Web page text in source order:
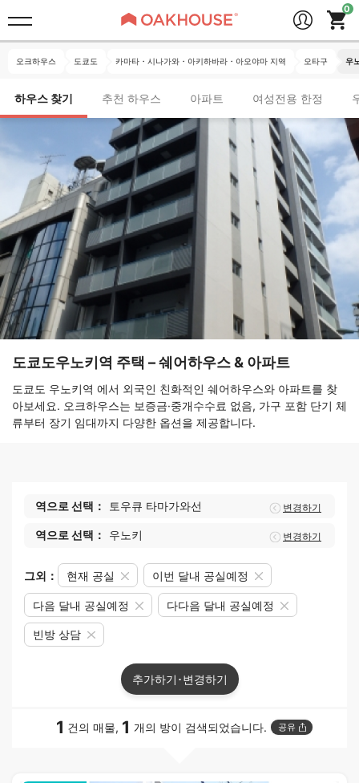
오크하우스 도쿄도 카마타・시나가와・아키하바라・아오야마 지역 오타구 우
하우스 찾기 추천 하우스 아파트 여성전용 한정
도쿄도우노키역 주택 – 쉐어하우스 & 아파트
도쿄도 우노키역 에서 외국인 친화적인 쉐어하우스와 아파트를 찾
아보세요. 오크하우스는 보증금·중개수수료 없음, 가구 포함 단기 체
류부터 장기 임대까지 다양한 옵션을 제공합니다.
역으로 선택： 토우큐 타마가와선 변경하기
역으로 선택： 우노키 변경하기
그외： 현재 공실 이번 달내 공실예정
다음 달내 공실예정 다다음 달내 공실예정
빈방 상담
추가하기･변경하기
1 건의 매물, 1 개의 방이 검색되었습니다. 공유